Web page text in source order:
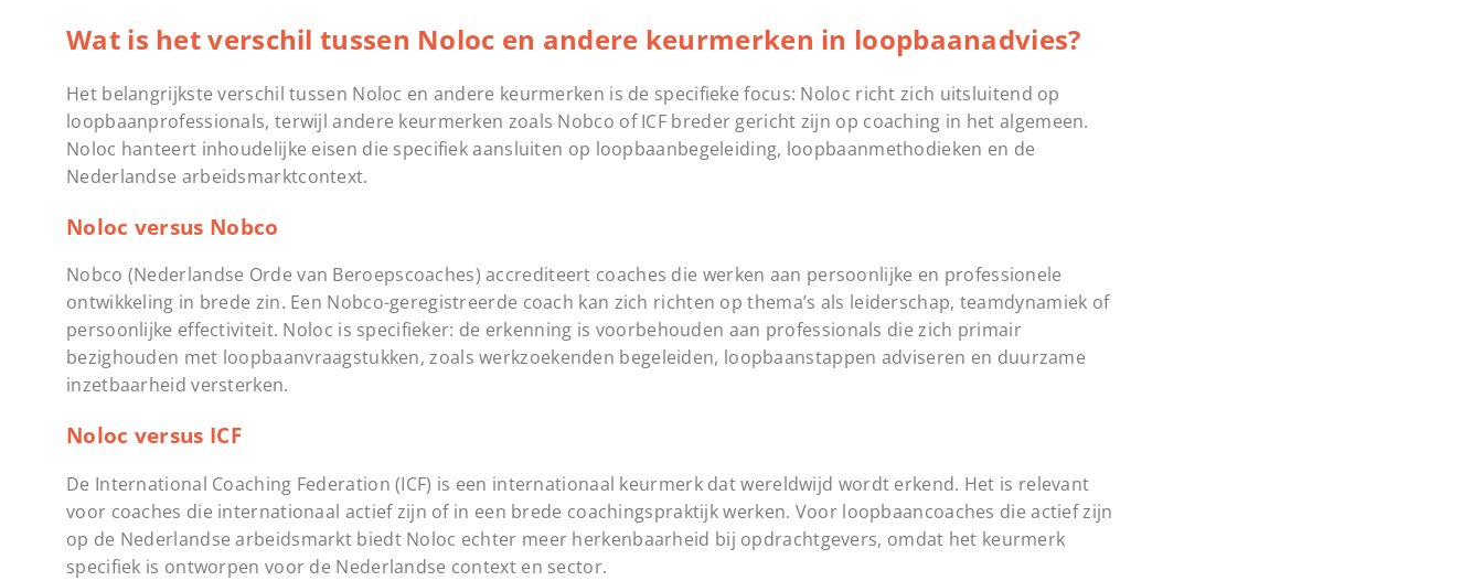
Wat is het verschil tussen Noloc en andere keurmerken in loopbaanadvies?
Het belangrijkste verschil tussen Noloc en andere keurmerken is de specifieke focus: Noloc richt zich uitsluitend op
loopbaanprofessionals, terwijl andere keurmerken zoals Nobco of ICF breder gericht zijn op coaching in het algemeen.
Noloc hanteert inhoudelijke eisen die specifiek aansluiten op loopbaanbegeleiding, loopbaanmethodieken en de
Nederlandse arbeidsmarktcontext.
Noloc versus Nobco
Nobco (Nederlandse Orde van Beroepscoaches) accrediteert coaches die werken aan persoonlijke en professionele
ontwikkeling in brede zin. Een Nobco-geregistreerde coach kan zich richten op thema’s als leiderschap, teamdynamiek of
persoonlijke effectiviteit. Noloc is specifieker: de erkenning is voorbehouden aan professionals die zich primair
bezighouden met loopbaanvraagstukken, zoals werkzoekenden begeleiden, loopbaanstappen adviseren en duurzame
inzetbaarheid versterken.
Noloc versus ICF
De International Coaching Federation (ICF) is een internationaal keurmerk dat wereldwijd wordt erkend. Het is relevant
voor coaches die internationaal actief zijn of in een brede coachingspraktijk werken. Voor loopbaancoaches die actief zijn
op de Nederlandse arbeidsmarkt biedt Noloc echter meer herkenbaarheid bij opdrachtgevers, omdat het keurmerk
specifiek is ontworpen voor de Nederlandse context en sector.